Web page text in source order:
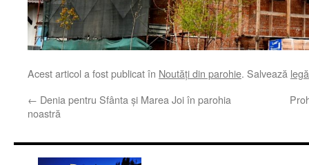
Acest articol a fost publicat în Noutăţi din parohie. Salvează
← Denia pentru Sfânta și Marea Joi în parohia
noastră